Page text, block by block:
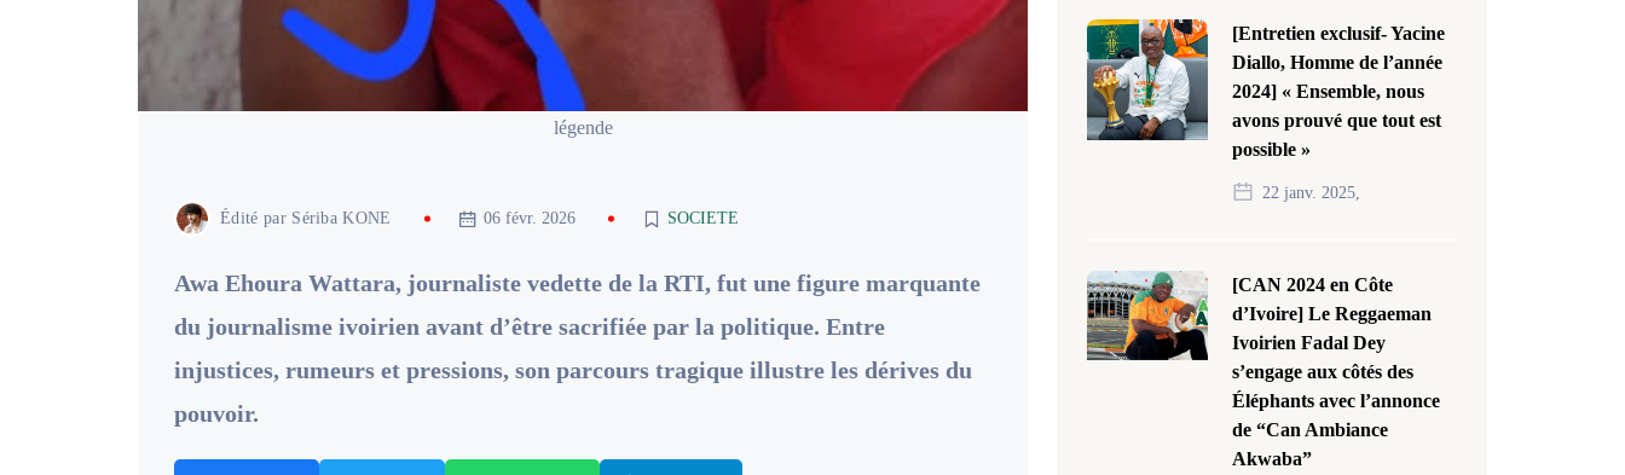
légende
Édité par Sériba KONE 06 févr. 2026 SOCIETE
Awa Ehoura Wattara, journaliste vedette de la RTI, fut une figure marquante
du journalisme ivoirien avant d’être sacrifiée par la politique. Entre
injustices, rumeurs et pressions, son parcours tragique illustre les dérives du
pouvoir.
[Entretien exclusif- Yacine
Diallo, Homme de l’année
2024] « Ensemble, nous
avons prouvé que tout est
possible »
22 janv. 2025,
[CAN 2024 en Côte
d’Ivoire] Le Reggaeman
Ivoirien Fadal Dey
s’engage aux côtés des
Éléphants avec l’annonce
de “Can Ambiance
Akwaba”